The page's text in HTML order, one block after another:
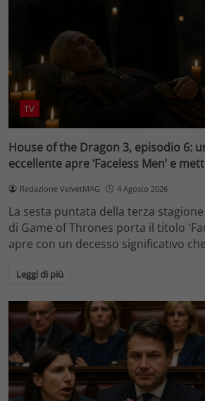
TV
House of the Dragon 3, episodio 6:
eccellente apre ‘Faceless Men’ e
Redazione VelvetMAG 4 Agosto 2026
La sesta puntata della terza
di Game of Thrones porta il titolo
apre con un decesso significativo
Leggi di più